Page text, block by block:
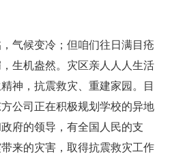
气候变冷；但咱们往日满目疮
生机盎然。灾区亲人人人生活
神，抗震救灾、重建家园。目
公司正在积极规划学校的异地
府的领导，有全国人民的支
来的灾害，取得抗震救灾工作